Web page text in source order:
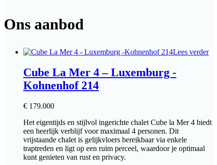
Ons aanbod
Lees verder
Cube La Mer 4 – Luxemburg -
Kohnenhof 214
€ 179.000
Het eigentijds en stijlvol ingerichte chalet Cube la Mer 4 biedt
een heerlijk verblijf voor maximaal 4 personen. Dit
vrijstaande chalet is gelijkvloers bereikbaar via enkele
traptreden en ligt op een ruim perceel, waardoor je optimaal
kunt genieten van rust en privacy.